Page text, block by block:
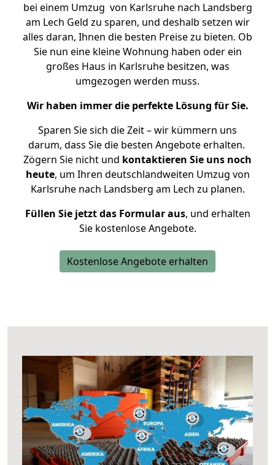
bei einem Umzug von Karlsruhe nach Landsberg
am Lech Geld zu sparen, und deshalb setzen wir
alles daran, Ihnen die besten Preise zu bieten. Ob
Sie nun eine kleine Wohnung haben oder ein
großes Haus in Karlsruhe besitzen, was
umgezogen werden muss.
Wir haben immer die perfekte Lösung für Sie.
Sparen Sie sich die Zeit – wir kümmern uns
darum, dass Sie die besten Angebote erhalten.
Zögern Sie nicht und kontaktieren Sie uns noch
heute, um Ihren deutschlandweiten Umzug von
Karlsruhe nach Landsberg am Lech zu planen.
Füllen Sie jetzt das Formular aus, und erhalten
Sie kostenlose Angebote.
Kostenlose Angebote erhalten